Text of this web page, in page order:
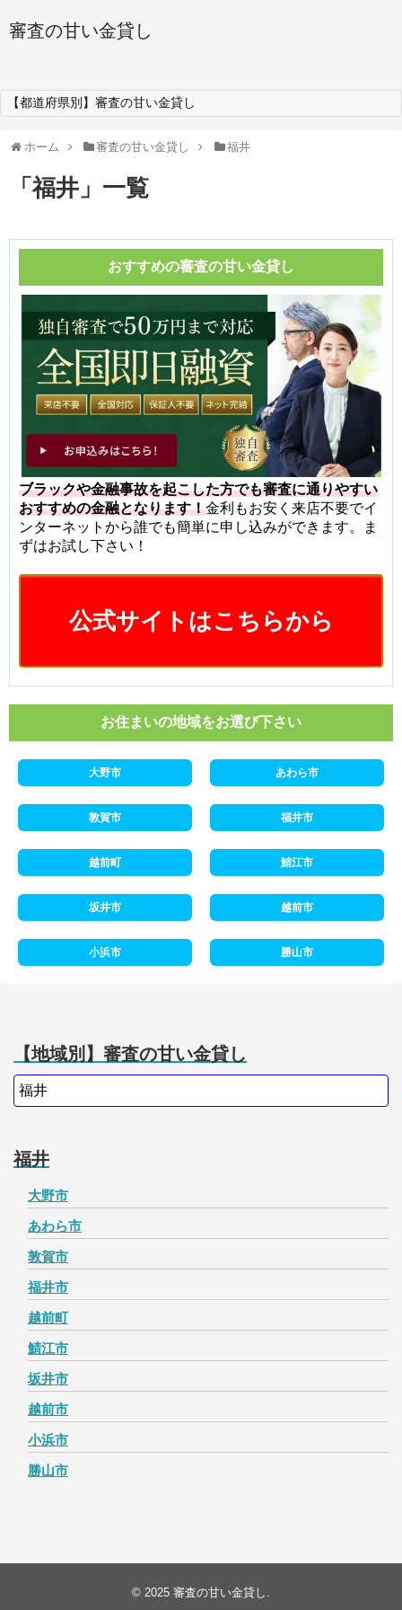
審査の甘い金貸し
【都道府県別】審査の甘い金貸し
ホーム 審査の甘い金貸し 福井
「福井 」 一覧
おすすめの審査の甘い金貸し
ブラックや金融事故を起こした方でも審査に通りやすい
おすすめの金融となります！金利もお安く来店不要でイ
ンターネットから誰でも簡単に申し込みができます。ま
ずはお試し下さい！
公式サイトはこちらから
お住まいの地域をお選び下さい
大野市 あわら市
敦賀市 福井市
越前町 鯖江市
坂井市 越前市
小浜市 勝山市
【地域別】審査の甘い金貸し
福井
大野市
あわら市
敦賀市
福井市
越前町
鯖江市
坂井市
越前市
小浜市
勝山市
© 2025 審査の甘い金貸し .